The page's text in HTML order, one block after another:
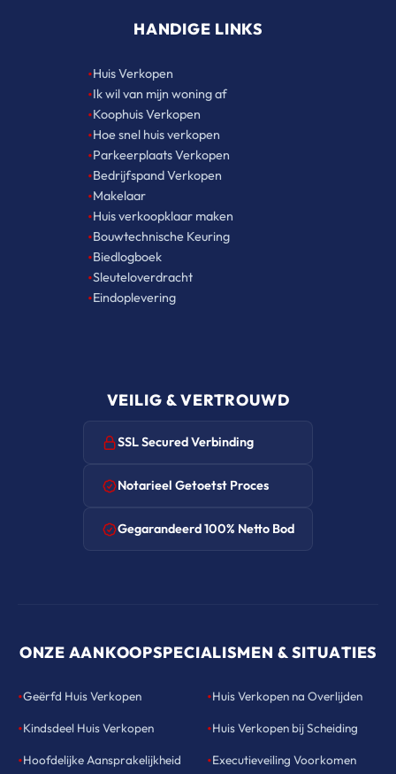
HANDIGE LINKS
•Huis Verkopen
•Ik wil van mijn woning af
•Koophuis Verkopen
•Hoe snel huis verkopen
•Parkeerplaats Verkopen
•Bedrijfspand Verkopen
•Makelaar
•Huis verkoopklaar maken
•Bouwtechnische Keuring
•Biedlogboek
•Sleuteloverdracht
•Eindoplevering
VEILIG & VERTROUWD
SSL Secured Verbinding
Notarieel Getoetst Proces
Gegarandeerd 100% Netto Bod
ONZE AANKOOPSPECIALISMEN & SITUATIES
•Geërfd Huis Verkopen •Huis Verkopen na Overlijden
•Kindsdeel Huis Verkopen •Huis Verkopen bij Scheiding
•Hoofdelijke Aansprakelijkheid •Executieveiling Voorkomen